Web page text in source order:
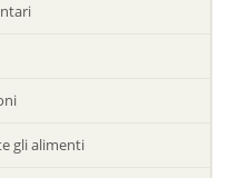
gli alimenti